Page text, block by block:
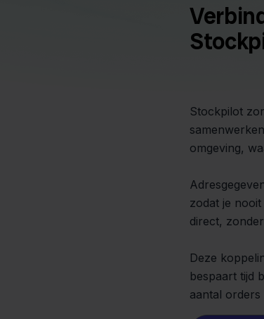
Stockpilot
omgeving,
zodat je
direct,
Deze
bespaart tijd
aantal orders